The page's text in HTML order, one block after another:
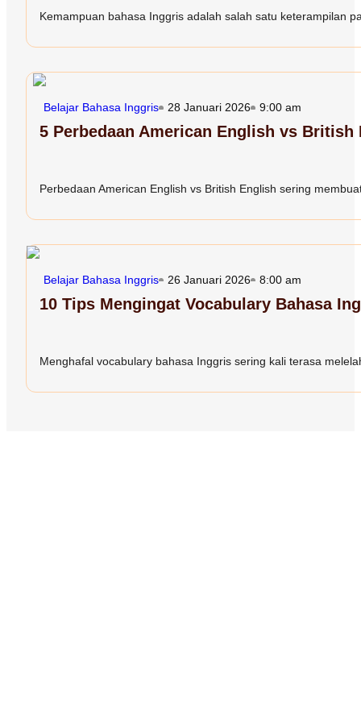
Kemampuan bahasa Inggris adalah salah satu keterampilan
Belajar Bahasa Inggris 28 Januari 2026 9:00 am
5 Perbedaan American English vs
Perbedaan American English vs British English sering
Belajar Bahasa Inggris 26 Januari 2026 8:00 am
10 Tips Mengingat Vocabulary Bahasa
Menghafal vocabulary bahasa Inggris sering kali terasa